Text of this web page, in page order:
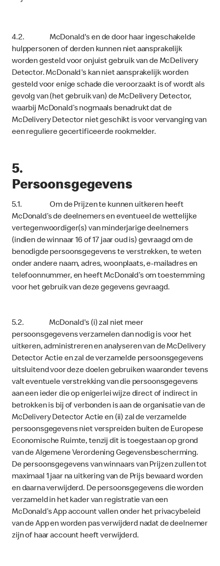
4.2. McDonald's en de door haar ingeschakelde
hulppersonen of derden kunnen niet aansprakelijk
worden gesteld voor onjuist gebruik van de McDelivery
Detector. McDonald's kan niet aansprakelijk worden
gesteld voor enige schade die veroorzaakt is of wordt als
gevolg van (het gebruik van) de McDelivery Detector,
waarbij McDonald’s nogmaals benadrukt dat de
McDelivery Detector niet geschikt is voor vervanging van
een reguliere gecertificeerde rookmelder.
5.
Persoonsgegevens
5.1. Om de Prijzen te kunnen uitkeren heeft
McDonald’s de deelnemers en eventueel de wettelijke
vertegenwoordiger(s) van minderjarige deelnemers
(indien de winnaar 16 of 17 jaar oud is) gevraagd om de
benodigde persoonsgegevens te verstrekken, te weten
onder andere naam, adres, woonplaats, e-mailadres en
telefoonnummer, en heeft McDonald’s om toestemming
voor het gebruik van deze gegevens gevraagd.
5.2. McDonald's (i) zal niet meer
persoonsgegevens verzamelen dan nodig is voor het
uitkeren, administreren en analyseren van de McDelivery
Detector Actie en zal de verzamelde persoonsgegevens
uitsluitend voor deze doelen gebruiken waaronder tevens
valt eventuele verstrekking van die persoonsgegevens
aan een ieder die op enigerlei wijze direct of indirect in
betrokken is bij of verbonden is aan de organisatie van de
McDelivery Detector Actie en (ii) zal de verzamelde
persoonsgegevens niet verspreiden buiten de Europese
Economische Ruimte, tenzij dit is toegestaan op grond
van de Algemene Verordening Gegevensbescherming.
De persoonsgegevens van winnaars van Prijzen zullen tot
maximaal 1 jaar na uitkering van de Prijs bewaard worden
en daarna verwijderd. De persoonsgegevens die worden
verzameld in het kader van registratie van een
McDonald’s App account vallen onder het privacybeleid
van de App en worden pas verwijderd nadat de deelnemer
zijn of haar account heeft verwijderd.